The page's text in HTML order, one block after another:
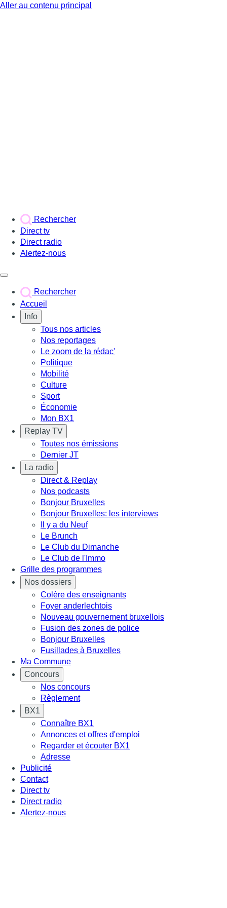
Aller au contenu principal
Rechercher
Direct tv
Direct radio
Alertez-nous
Rechercher
Accueil
Info
Tous nos articles
Nos reportages
Le zoom de la rédac'
Politique
Mobilité
Culture
Sport
Économie
Mon BX1
Replay TV
Toutes nos émissions
Dernier JT
La radio
Direct & Replay
Nos podcasts
Bonjour Bruxelles
Bonjour Bruxelles: les interviews
Il y a du Neuf
Le Brunch
Le Club du Dimanche
Le Club de l'Immo
Grille des programmes
Nos dossiers
Colère des enseignants
Foyer anderlechtois
Nouveau gouvernement bruxellois
Fusion des zones de police
Bonjour Bruxelles
Fusillades à Bruxelles
Ma Commune
Concours
Nos concours
Règlement
BX1
Connaître BX1
Annonces et offres d'emploi
Regarder et écouter BX1
Adresse
Publicité
Contact
Direct tv
Direct radio
Alertez-nous